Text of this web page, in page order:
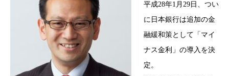
平成28年1月29日、つい
に日本銀行は追加の金
融緩和策として「マイ
ナス金利」の導入を決
定。